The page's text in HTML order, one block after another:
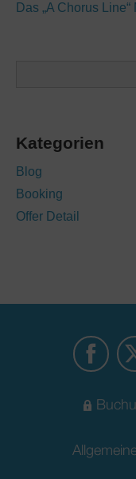
Das „A Chorus
Kategorien
Blog
Booking
Offer Detail